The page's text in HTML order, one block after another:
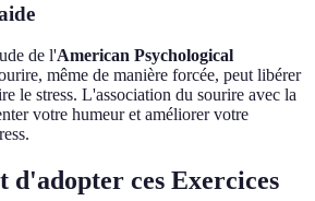
de l'American Psychological
même de manière forcée, peut libérer
le stress. L'association du sourire avec la
votre humeur et améliorer votre
d'adopter ces Exercices